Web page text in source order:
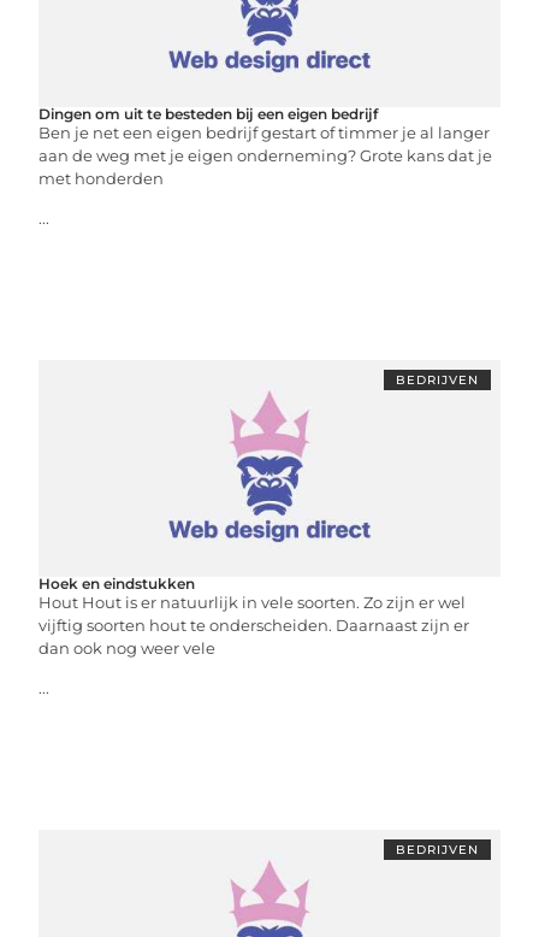
Dingen om uit te besteden bij een eigen bedrijf
Ben je net een eigen bedrijf gestart of timmer je al langer
aan de weg met je eigen onderneming? Grote kans dat je
met honderden
...
BEDRIJVEN
Hoek en eindstukken
Hout Hout is er natuurlijk in vele soorten. Zo zijn er wel
vijftig soorten hout te onderscheiden. Daarnaast zijn er
dan ook nog weer vele
...
BEDRIJVEN